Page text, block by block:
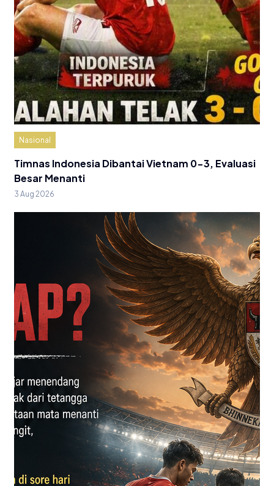
Nasional
Timnas Indonesia Dibantai Vietnam 0-3, Evaluasi
Besar Menanti
3 Aug 2026